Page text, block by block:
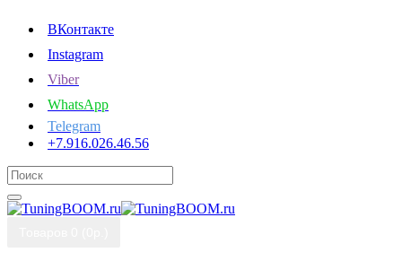
ВКонтакте
Instagram
Viber
WhatsApp
Telegram
+7.916.026.46.56